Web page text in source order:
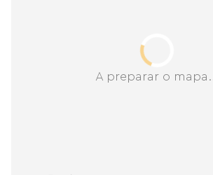
A preparar o mapa...